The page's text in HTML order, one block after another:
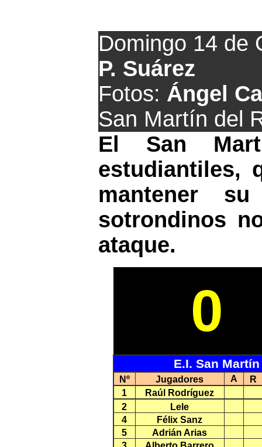
Domingo 14 de
P. Suárez
Fotos: Ángel
San Martín del
El San
estudiantiles,
mantener
sotrondinos
ataque.
0
E.I. San Martín
Nº Jugadores A
R
1
Raúl Rodríguez
2
Lele
4
Félix Sanz
5
Adrián Arias